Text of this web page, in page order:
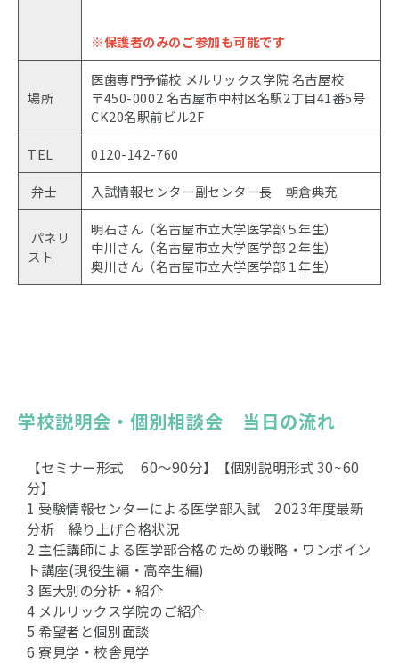
※保護者のみのご参加も可能です
場所
医歯専門予備校 メルリックス学院 名古屋校
〒450-0002 名古屋市中村区名駅2丁目41番5号
CK20名駅前ビル2F
TEL
0120-142-760
弁士
入試情報センター副センター長 朝倉典充
パネリ
スト
明石さん（名古屋市立大学医学部５年生）
中川さん（名古屋市立大学医学部２年生）
奥川さん（名古屋市立大学医学部１年生）
学校説明会・個別相談会　当日の流れ
【セミナー形式 60〜90分】【個別説明形式 30~60
分】
1 受験情報センターによる医学部入試 2023年度最新
分析 繰り上げ合格状況
2 主任講師による医学部合格のための戦略・ワンポイン
ト講座(現役生編・高卒生編)
3 医大別の分析・紹介
4 メルリックス学院のご紹介
5 希望者と個別面談
6 寮見学・校舎見学